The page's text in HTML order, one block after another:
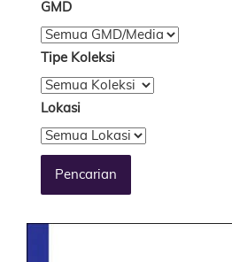
GMD
Tipe Koleksi
Lokasi
Pencarian